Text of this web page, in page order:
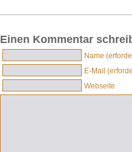
Einen Kommentar
Name
E-Mail
Webseite